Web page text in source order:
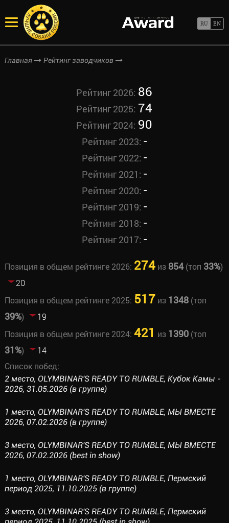
Главная Рейтинг заводчиков
Рейтинг 2026: 86
Рейтинг 2025: 74
Рейтинг 2024: 90
Рейтинг 2023: -
Рейтинг 2022: -
Рейтинг 2021: -
Рейтинг 2020: -
Рейтинг 2019: -
Рейтинг 2018: -
Рейтинг 2017: -
Позиция в общем рейтинге 2026: 274из 854(топ 33%)
20
Позиция в общем рейтинге 2025: 517 из 1348(топ
39%)
19
Позиция в общем рейтинге 2024: 421 из 1390(топ
31%)
14
Список побед:
2 место, OLYMBINAR'S READY TO RUMBLE, Кубок Камы -
2026, 31.05.2026 (в группе)
1 место, OLYMBINAR'S READY TO RUMBLE, МЫ ВМЕСТЕ
2026, 07.02.2026 (в группе)
3 место, OLYMBINAR'S READY TO RUMBLE, МЫ ВМЕСТЕ
2026, 07.02.2026 (best in show)
1 место, OLYMBINAR'S READY TO RUMBLE, Пермский
период 2025, 11.10.2025 (в группе)
3 место, OLYMBINAR'S READY TO RUMBLE, Пермский